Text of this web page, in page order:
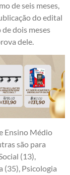
de seis meses,
do edital
dois meses
dele.
Ensino Médio
são para
(13),
(35), Psicologia